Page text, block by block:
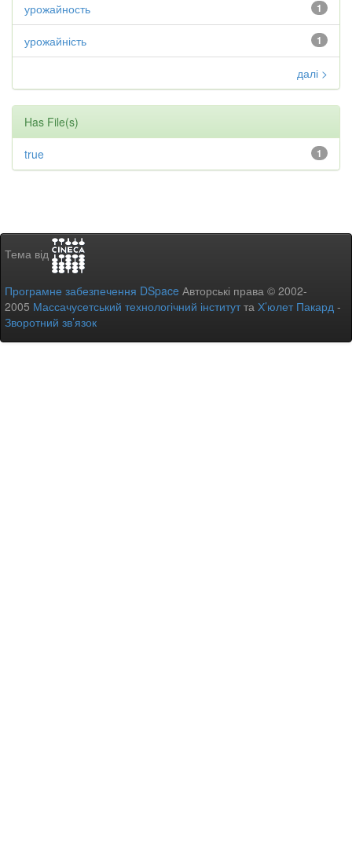
1
урожайность
1
урожайність
далі >
Has File(s)
1
true
Тема від
Програмне забезпечення DSpace Авторські права © 2002-
2005 Массачусетський технологічний інститутта Х’юлет Пакард -
Зворотний зв’язок